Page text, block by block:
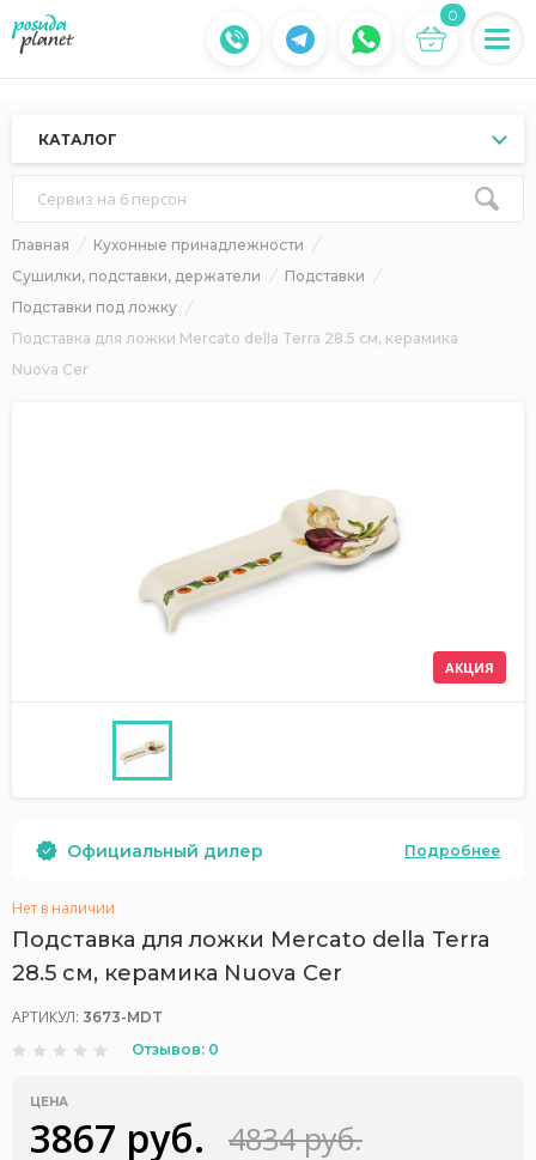
0
КАТАЛОГ
Сервиз на 6 персон
Главная
Кухонные принадлежности
Сушилки, подставки, держатели
Подставки
Подставки под ложку
Подставка для ложки Mercato della Terra 28.5 см, керамика
Nuova Cer
АКЦИЯ
Официальный дилер Подробнее
Нет в наличии
Подставка для ложки Mercato della Terra
28.5 см, керамика Nuova Cer
АРТИКУЛ: 3673-MDT
Отзывов: 0
ЦЕНА
3867 руб. 4834 руб.